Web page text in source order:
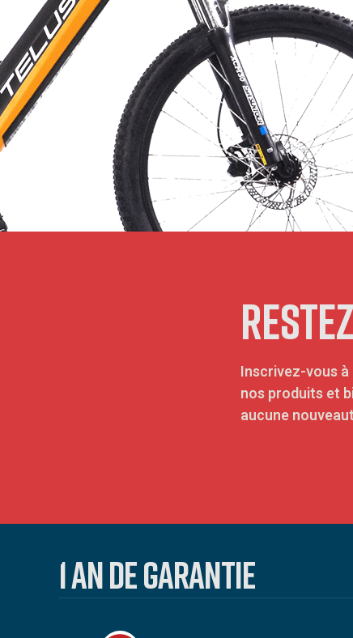
Inscrivez-vous
nos produits et
aucune
1 AN DE GARANTIE